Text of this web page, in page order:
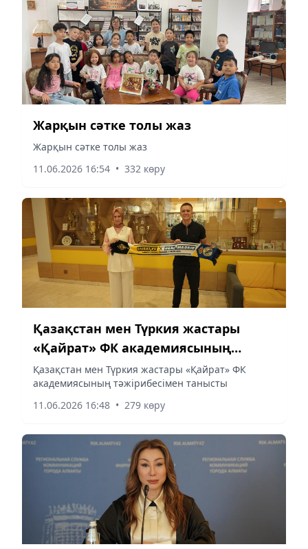
Жарқын сәтке толы жаз
Жарқын сәтке толы жаз
11.06.2026 16:54 • 332 көру
Қазақстан мен Түркия жастары
«Қайрат» ФК академиясының
тәжірибесімен танысты
Қазақстан мен Түркия жастары «Қайрат» ФК
академиясының тәжірибесімен танысты
11.06.2026 16:48 • 279 көру